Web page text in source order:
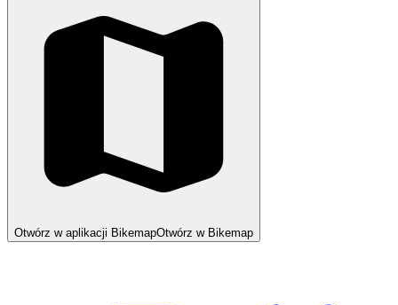
Otwórz w aplikacji BikemapOtwórz w Bikemap